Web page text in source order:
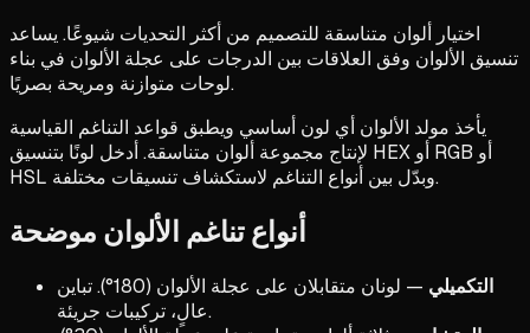
اختيار ألوان متناسقة للتصميم من أكثر التحديات شيوعًا. يساعد
تنسيق الألوان وفق العلاقات بين الدرجات على عجلة الألوان في بناء
لوحات متوازنة ومريحة بصريًا.
يأخذ مولد الألوان أي لون أساسي ويطبق قواعد التناغم القياسية
لإنتاج مجموعة ألوان متناسقة. أدخل لونًا بتنسيق HEX أو RGB أو
HSL وبدّل بين أنواع التناغم لاستكشاف تنسيقات مختلفة.
أنواع تناغم الألوان موضحة
التكميلي
— لونان متقابلان على عجلة الألوان (180°). تباين
عالٍ، تركيبات جريئة.